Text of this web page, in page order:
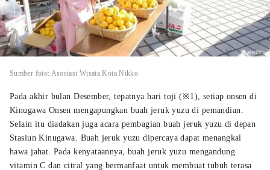
Sumber foto: Asosiasi Wisata Kota Nikko
Pada akhir bulan Desember, tepatnya hari toji (※1), setiap onsen di
Kinugawa Onsen mengapungkan buah jeruk yuzu di pemandian.
Selain itu diadakan juga acara pembagian buah jeruk yuzu di depan
Stasiun Kinugawa. Buah jeruk yuzu dipercaya dapat menangkal
hawa jahat. Pada kenyataannya, buah jeruk yuzu mengandung
vitamin C dan citral yang bermanfaat untuk membuat tubuh terasa